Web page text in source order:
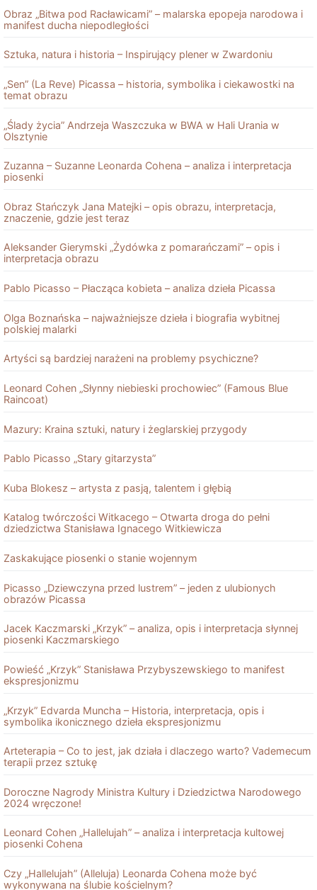
Obraz „Bitwa pod Racławicami” – malarska epopeja narodowa i
manifest ducha niepodległości
Sztuka, natura i historia – Inspirujący plener w Zwardoniu
„Sen” (La Reve) Picassa – historia, symbolika i ciekawostki na
temat obrazu
„Ślady życia” Andrzeja Waszczuka w BWA w Hali Urania w
Olsztynie
Zuzanna – Suzanne Leonarda Cohena – analiza i interpretacja
piosenki
Obraz Stańczyk Jana Matejki – opis obrazu, interpretacja,
znaczenie, gdzie jest teraz
Aleksander Gierymski „Żydówka z pomarańczami” – opis i
interpretacja obrazu
Pablo Picasso – Płacząca kobieta – analiza dzieła Picassa
Olga Boznańska – najważniejsze dzieła i biografia wybitnej
polskiej malarki
Artyści są bardziej narażeni na problemy psychiczne?
Leonard Cohen „Słynny niebieski prochowiec” (Famous Blue
Raincoat)
Mazury: Kraina sztuki, natury i żeglarskiej przygody
Pablo Picasso „Stary gitarzysta”
Kuba Blokesz – artysta z pasją, talentem i głębią
Katalog twórczości Witkacego – Otwarta droga do pełni
dziedzictwa Stanisława Ignacego Witkiewicza
Zaskakujące piosenki o stanie wojennym
Picasso „Dziewczyna przed lustrem” – jeden z ulubionych
obrazów Picassa
Jacek Kaczmarski „Krzyk” – analiza, opis i interpretacja słynnej
piosenki Kaczmarskiego
Powieść „Krzyk” Stanisława Przybyszewskiego to manifest
ekspresjonizmu
„Krzyk” Edvarda Muncha – Historia, interpretacja, opis i
symbolika ikonicznego dzieła ekspresjonizmu
Arteterapia – Co to jest, jak działa i dlaczego warto? Vademecum
terapii przez sztukę
Doroczne Nagrody Ministra Kultury i Dziedzictwa Narodowego
2024 wręczone!
Leonard Cohen „Hallelujah” – analiza i interpretacja kultowej
piosenki Cohena
Czy „Hallelujah” (Alleluja) Leonarda Cohena może być
wykonywana na ślubie kościelnym?